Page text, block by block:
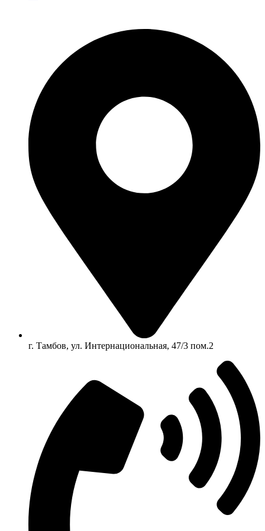
г. Тамбов, ул. Интернациональная, 47/3 пом.2